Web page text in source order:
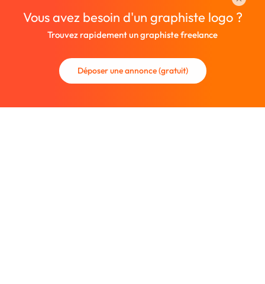
Vous avez besoin d'un graphiste logo ?
Trouvez rapidement un graphiste freelance
Déposer une annonce (gratuit)